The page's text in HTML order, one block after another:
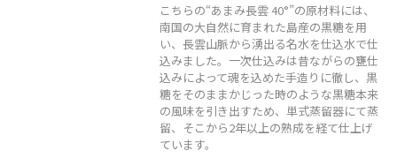
こちらの“あまみ長雲 40°”の原材料には、
南国の大自然に育まれた島産の黒糖を用
い、長雲山脈から湧出る名水を仕込水で仕
込みました。一次仕込みは昔ながらの甕仕
込みによって魂を込めた手造りに徹し、黒
糖をそのままかじった時のような黒糖本来
の風味を引き出すため、単式蒸留器にて蒸
留、そこから2年以上の熟成を経て仕上げ
ています。